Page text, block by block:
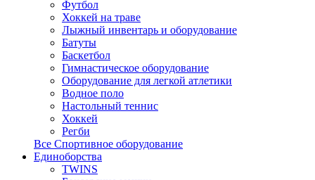
Футбол
Хоккей на траве
Лыжный инвентарь и оборудование
Батуты
Баскетбол
Гимнастическое оборудование
Оборудование для легкой атлетики
Водное поло
Настольный теннис
Хоккей
Регби
Все Спортивное оборудование
Единоборства
TWINS